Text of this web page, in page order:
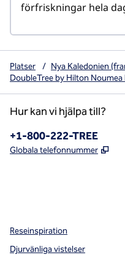
förfriskningar hela
Platser / Nya Kaledonien
DoubleTree by Hilton
Hur kan vi hjälpa till?
Telefon:
+1-800-222-TREE
Globala telefonnummer ,
Reseinspiration
Djurvänliga vistelser